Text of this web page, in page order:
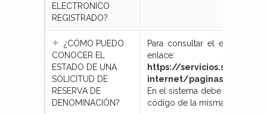
ELECTRONICO
REGISTRADO?
¿CÓMO PUEDO
CONOCER EL
ESTADO DE UNA
SOLICITUD DE
RESERVA DE
DENOMINACIÓN?
Para consultar el estado su
enlace:
https://
internet/paginas/reps/
En el sistema debe ingresar
código de la misma, el